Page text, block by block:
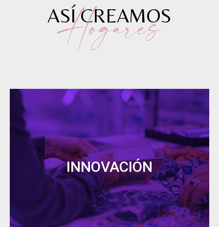
ASÍ CREAMOS
Hogares
INNOVACIÓN
Innovación
La innovaciónforma parte de nuestro ADN y la
buscamos tanto ennuestros productos como en
sus procesos de fabricación. Es una constante
en todos y cada uno de los departamentos que
Destiny
para conseguir ofrecerte las
últimas novedades en elsector de la decoración